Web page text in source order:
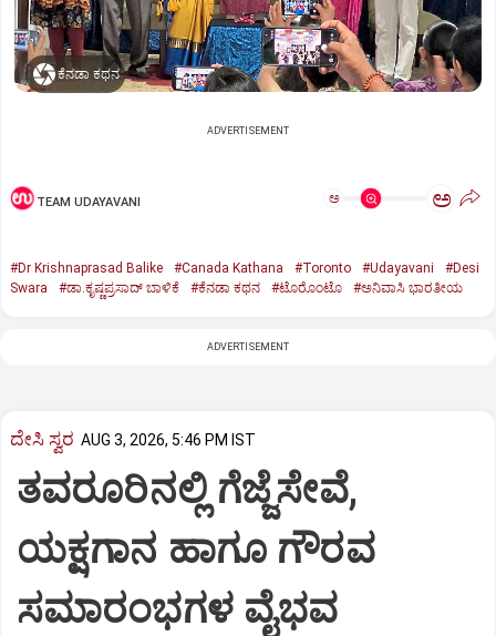
ಕೆನಡಾ ಕಥನ
ADVERTISEMENT
TEAM UDAYAVANI ಅ ಅ
#Dr Krishnaprasad Balike #Canada Kathana #Toronto #Udayavani
#Desi
Swara
#ಡಾ.ಕೃಷ್ಣಪ್ರಸಾದ್‌ ಬಾಳಿಕೆ #ಕೆನಡಾ ಕಥನ #ಟೊರೊಂಟೊ #ಅನಿವಾಸಿ ಭಾರತೀಯ
ADVERTISEMENT
ದೇಸಿ ಸ್ವರ AUG 3, 2026, 5:46 PM IST
ತವರೂರಿನಲ್ಲಿ ಗೆಜ್ಜೆಸೇವೆ,
ಯಕ್ಷಗಾನ ಹಾಗೂ ಗೌರವ
ಸಮಾರಂಭಗಳ ವೈಭವ